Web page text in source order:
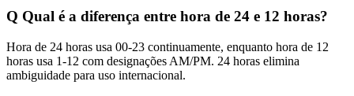
Q Qual é a diferença entre hora de 24 e 12 horas?
Hora de 24 horas usa 00-23 continuamente, enquanto hora de 12
horas usa 1-12 com designações AM/PM. 24 horas elimina
ambiguidade para uso internacional.